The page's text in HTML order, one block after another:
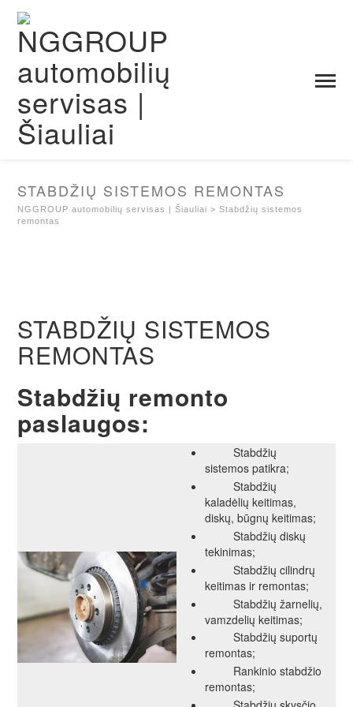
STABDŽIŲ SISTEMOS REMONTAS
NGGROUP automobilių servisas | Šiauliai >Stabdžių sistemos
remontas
STABDŽIŲ SISTEMOS
REMONTAS
Stabdžių remonto
paslaugos:
Stabdžių
sistemos patikra;
Stabdžių
kaladėlių keitimas,
diskų, būgnų keitimas;
Stabdžių diskų
tekinimas;
Stabdžių cilindrų
keitimas ir remontas;
Stabdžių žarnelių,
vamzdelių keitimas;
Stabdžių suportų
remontas;
Rankinio stabdžio
remontas;